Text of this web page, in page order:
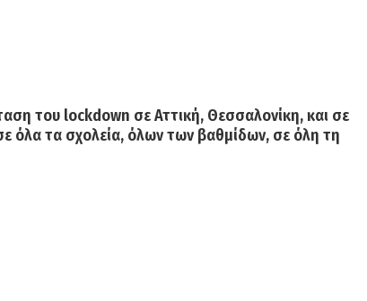
του lockdown σε Αττική, Θεσσαλονίκη, και σε
όλα τα σχολεία, όλων των βαθμίδων, σε όλη τη